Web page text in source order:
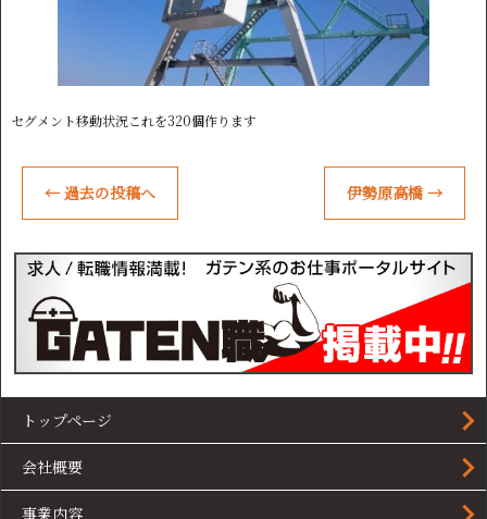
セグメント移動状況これを320個作ります
← 過去の投稿へ 伊勢原高橋 →
トップページ
会社概要
事業内容